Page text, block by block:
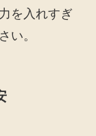
を入れすぎ
い。